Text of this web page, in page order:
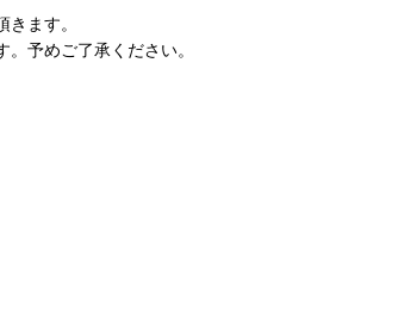
ます。
予めご了承ください。